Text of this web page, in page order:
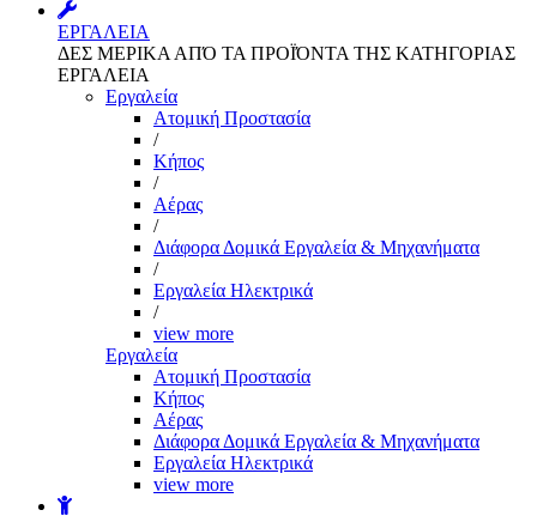
ΕΡΓΑΛΕΙΑ
ΔΕΣ ΜΕΡΙΚΑ ΑΠΌ ΤΑ ΠΡΟΪΌΝΤΑ ΤΗΣ ΚΑΤΗΓΟΡΙΑΣ
ΕΡΓΑΛΕΙΑ
Εργαλεία
Aτομική Προστασία
/
Kήπος
/
Αέρας
/
Διάφορα Δομικά Εργαλεία & Μηχανήματα
/
Εργαλεία Ηλεκτρικά
/
view more
Εργαλεία
Aτομική Προστασία
Kήπος
Αέρας
Διάφορα Δομικά Εργαλεία & Μηχανήματα
Εργαλεία Ηλεκτρικά
view more